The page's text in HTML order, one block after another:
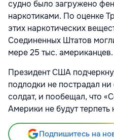
судно было загружено
наркотиками. По оценке
этих наркотических
Соединенных Штатов
мере 25 тыс. американцев.
Президент США
подлодки не пострадал
солдат, и пообещал, что
Америки не будут терпеть
Подпишитесь на